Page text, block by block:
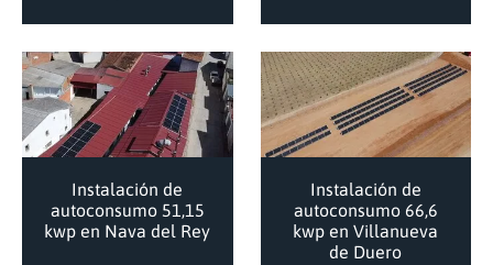
Instalación de
autoconsumo 51,15
kwp en Nava del Rey
Instalación de
autoconsumo 66,6
kwp en Villanueva
de Duero